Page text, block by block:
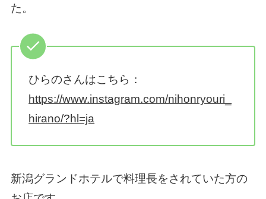
た。
ひらのさんはこちら：
https://www.instagram.com/nihonryouri_
hirano/?hl=ja
新潟グランドホテルで料理長をされていた方の